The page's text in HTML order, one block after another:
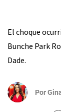
El choque
Bunche Park
Dade.
Por